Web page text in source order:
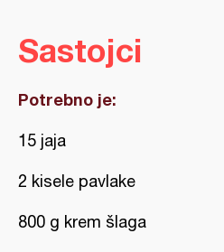
Sastojci
Potrebno je:
15 jaja
2 kisele pavlake
800 g krem šlaga